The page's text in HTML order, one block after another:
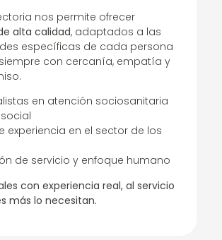
nos permite ofrecer
alta calidad, adaptados a las
específicas de cada persona
con cercanía, empatía y
en atención sociosanitaria
experiencia en el sector de los
de servicio y enfoque humano
con experiencia real, al servicio
más lo necesitan.